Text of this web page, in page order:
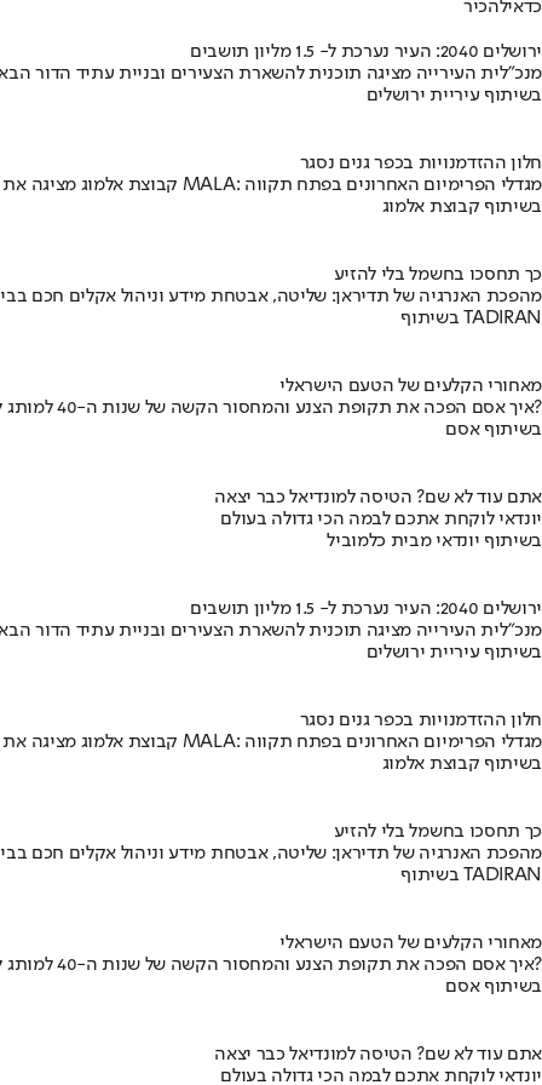
כדאילהכיר
ירושלים 2040: העיר נערכת ל- 1.5 מליון תושבים
מנכ"לית העירייה מציגה תוכנית להשארת הצעירים ובניית עתיד הדור
בשיתוף עיריית ירושלים
חלון ההזדמנויות בכפר גנים נסגר
קבוצת אלמוג מציגה את פרויקט MALA: מגדלי הפרימיום האחרונים בפתח תקווה
בשיתוף קבוצת אלמוג
כך תחסכו בחשמל בלי להזיע
מהפכת האנרגיה של תדיראן: שליטה, אבטחת מידע וניהול אקלים חכם
בשיתוף TADIRAN
מאחורי הקלעים של הטעם הישראלי
איך אסם הפכה את תקופת הצנע והמחסור הקשה של שנות ה-40 למותג לאומי?
בשיתוף אסם
אתם עוד לא שם? הטיסה למונדיאל כבר יצאה
יונדאי לוקחת אתכם לבמה הכי גדולה בעולם
בשיתוף יונדאי מבית כלמוביל
ירושלים 2040: העיר נערכת ל- 1.5 מליון תושבים
מנכ"לית העירייה מציגה תוכנית להשארת הצעירים ובניית עתיד הדור
בשיתוף עיריית ירושלים
חלון ההזדמנויות בכפר גנים נסגר
קבוצת אלמוג מציגה את פרויקט MALA: מגדלי הפרימיום האחרונים בפתח תקווה
בשיתוף קבוצת אלמוג
כך תחסכו בחשמל בלי להזיע
מהפכת האנרגיה של תדיראן: שליטה, אבטחת מידע וניהול אקלים חכם
בשיתוף TADIRAN
מאחורי הקלעים של הטעם הישראלי
איך אסם הפכה את תקופת הצנע והמחסור הקשה של שנות ה-40 למותג לאומי?
בשיתוף אסם
אתם עוד לא שם? הטיסה למונדיאל כבר יצאה
יונדאי לוקחת אתכם לבמה הכי גדולה בעולם